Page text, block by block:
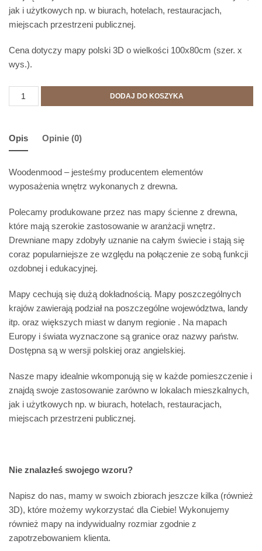
jak i użytkowych np. w biurach, hotelach, restauracjach,
miejscach przestrzeni publicznej.
Cena dotyczy mapy polski 3D o wielkości 100x80cm (szer. x
wys.).
DODAJ DO KOSZYKA
Opis Opinie (0)
Woodenmood – jesteśmy producentem elementów
wyposażenia wnętrz wykonanych z drewna.
Polecamy produkowane przez nas mapy ścienne z drewna,
które mają szerokie zastosowanie w aranżacji wnętrz.
Drewniane mapy zdobyły uznanie na całym świecie i stają się
coraz popularniejsze ze względu na połączenie ze sobą funkcji
ozdobnej i edukacyjnej.
Mapy cechują się dużą dokładnością. Mapy poszczególnych
krajów zawierają podział na poszczególne województwa, landy
itp. oraz większych miast w danym regionie . Na mapach
Europy i świata wyznaczone są granice oraz nazwy państw.
Dostępna są w wersji polskiej oraz angielskiej.
Nasze mapy idealnie wkomponują się w każde pomieszczenie i
znajdą swoje zastosowanie zarówno w lokalach mieszkalnych,
jak i użytkowych np. w biurach, hotelach, restauracjach,
miejscach przestrzeni publicznej.
Nie znalazłeś swojego wzoru?
Napisz do nas, mamy w swoich zbiorach jeszcze kilka (również
3D), które możemy wykorzystać dla Ciebie! Wykonujemy
również mapy na indywidualny rozmiar zgodnie z
zapotrzebowaniem klienta.